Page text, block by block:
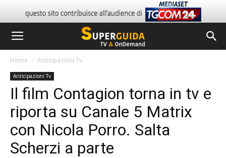
Home Anticipazioni Tv
Anticipazioni Tv
Il film Contagion torna in tv e
riporta su Canale 5 Matrix
con Nicola Porro. Salta
Scherzi a parte